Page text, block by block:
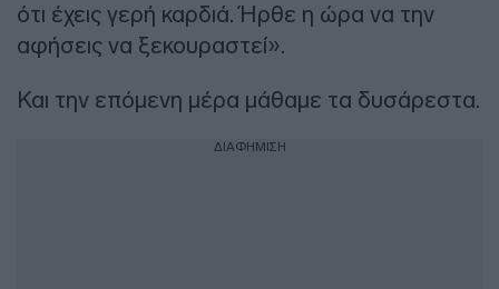
ότι έχεις γερή καρδιά. Ήρθε η ώρα να την
αφήσεις να ξεκουραστεί».
Και την επόμενη μέρα μάθαμε τα δυσάρεστα.
ΔΙΑΦΗΜΙΣΗ